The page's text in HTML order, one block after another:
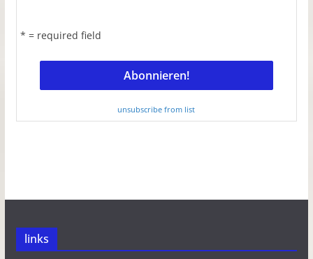
* = required field
unsubscribe from list
links